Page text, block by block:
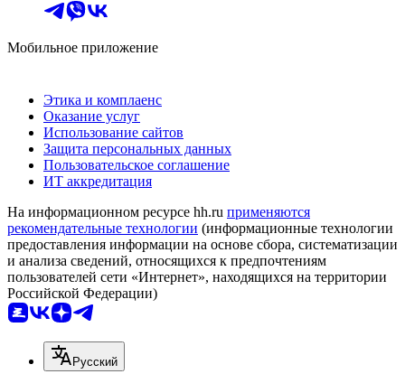
Мобильное приложение
Этика и комплаенс
Оказание услуг
Использование сайтов
Защита персональных данных
Пользовательское соглашение
ИТ аккредитация
На информационном ресурсе hh.ru применяются
рекомендательные технологии (информационные технологии
предоставления информации на основе сбора, систематизации
и анализа сведений, относящихся к предпочтениям
пользователей сети «Интернет», находящихся на территории
Российской Федерации)
Русский